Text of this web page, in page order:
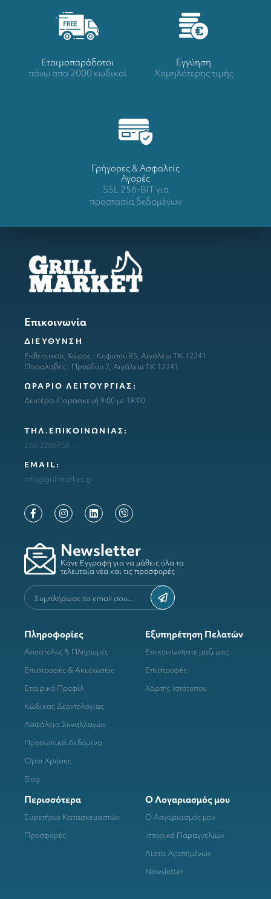
Ετοιμοπαράδοτοι
πάνω απο 2000 κωδικοί
Eγγύηση
Χαμηλότερης τιμής
Γρήγορες & Ασφαλείς
Αγορές
SSL 256-BIT για
προστασία δεδομένων
Επικοινωνία
ΔΙΕΥΘΥΝΣΗ
Εκθεσιακός Χώρος : Κηφισού 85, Αιγάλεω ΤΚ 12241
Παραλαβές : Προόδου 2, Αιγάλεω ΤΚ 12241
ΩΡΑΡΙΟ ΛΕΙΤΟΥΡΓΙΑΣ:
Δευτέρα-Παρασκευή 9:00 με 18:00
ΤΗΛ.ΕΠΙΚΟΙΝΩΝΙΑΣ:
210-2206956
ΕΜΑΙL:
info@grillmarket.gr
Newsletter
Κάνε Εγγραφή για να μάθεις όλα τα
τελευταία νέα και τις προσφορές
Πληροφορίες
Αποστολές & Πληρωμές
Επιστροφές & Ακυρώσεις
Εταιρικό Προφίλ
Κώδικας Δεοντολογίας
Ασφάλεια Συναλλαγών
Προσωπικά Δεδομένα
Όροι Χρήσης
Blog
Εξυπηρέτηση Πελατών
Επικοινωνήστε μαζί μας
Επιστροφές
Χάρτης Ιστότοπου
Περισσότερα
Ευρετήριο Κατασκευαστών
Προσφορές
Ο Λογαριασμός μου
Ο Λογαριασμός μου
Ιστορικό Παραγγελιών
Λίστα Αγαπημένων
Newsletter